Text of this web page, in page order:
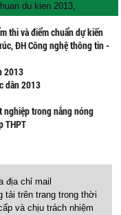
du kien 2013,
thi và điểm chuẩn dự kiến
ĐH Công nghệ thông tin -
2013
dân 2013
nghiệp trong nắng nóng
THPT
địa chỉ mail
tải trên trang trong thời
và chịu trách nhiệm